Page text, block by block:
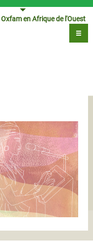
Oxfam en Afrique de l'Ouest